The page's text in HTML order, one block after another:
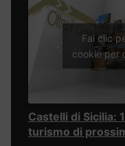
Fai clic
cookie per
Castelli di Sicilia:
turismo di